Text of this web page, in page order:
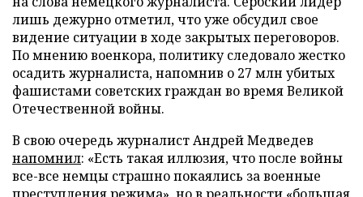
лишь дежурно отметил, что уже обсудил свое
видение ситуации в ходе закрытых переговоров.
По мнению военкора, политику следовало жестко
осадить журналиста, напомнив о 27 млн убитых
фашистами советских граждан во время Великой
Отечественной войны.
В свою очередь журналист Андрей Медведев
напомнил: «Есть такая иллюзия, что после войны
все-все немцы страшно покаялись за военные